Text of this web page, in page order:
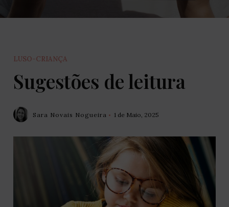
LUSO-CRIANÇA
Sugestões de leitura
Sara Novais Nogueira 1 de Maio, 2025